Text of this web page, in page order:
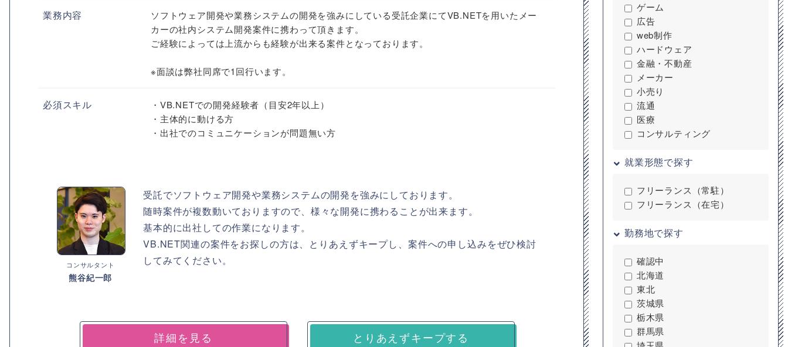
業務内容
ソフトウェア開発や業務システムの開発を強みにしている受託企業にてVB.NETを用いたメー
カーの社内システム開発案件に携わって頂きます。
ご経験によっては上流からも経験が出来る案件となっております。
※面談は弊社同席で1回行います。
必須スキル
・VB.NETでの開発経験者（目安2年以上）
・主体的に動ける方
・出社でのコミュニケーションが問題無い方
コンサルタント
熊谷紀一郎
受託でソフトウェア開発や業務システムの開発を強みにしております。
随時案件が複数動いておりますので、様々な開発に携わることが出来ます。
基本的に出社しての作業になります。
VB.NET関連の案件をお探しの方は、とりあえずキープし、案件への申し込みをぜひ検討
してみてください。
詳細を見る とりあえずキープする
ゲーム
広告
web制作
ハードウェア
金融・不動産
メーカー
小売り
流通
医療
コンサルティング
就業形態で探す
フリーランス（常駐）
フリーランス（在宅）
勤務地で探す
確認中
北海道
東北
茨城県
栃木県
群馬県